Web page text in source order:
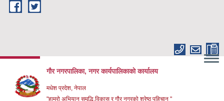
Skip to main content
गौर नगरपालिका, नगर कार्यपालिकाकाे कार्यालय
मधेश प्रदेश, नेपाल
"हाम्रो अभियान समृद्धि,विकास र गौर नगरको श्रेष्ठ पहिचान "